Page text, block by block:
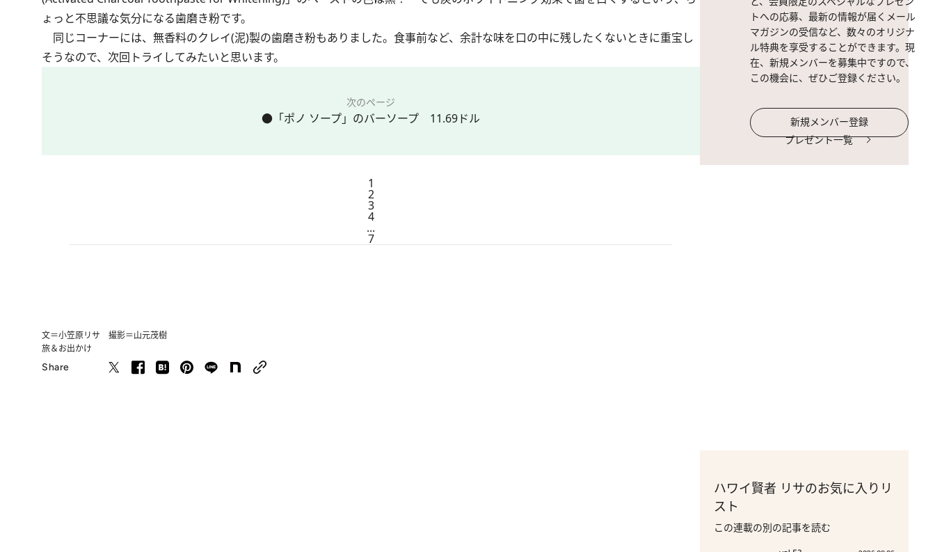
ょっと不思議な気分になる歯磨き粉です。
同じコーナーには、無香料のクレイ(泥)製の歯磨き粉もありました。食事前など、余計な味を口の中に残したくないときに重宝し
そうなので、次回トライしてみたいと思います。
次のページ
●「ポノ ソープ」のバーソープ 11.69ドル
1
2
3
4
...
7
文＝小笠原リサ 撮影＝山元茂樹
旅＆お出かけ
Share
トへの応募、最新の情報が届くメール
マガジンの受信など、数々のオリジナ
ル特典を享受することができます。現
在、新規メンバーを募集中ですので、
この機会に、ぜひご登録ください。
新規メンバー登録
プレゼント一覧
ハワイ賢者 リサのお気に入りリ
スト
この連載の別の記事を読む